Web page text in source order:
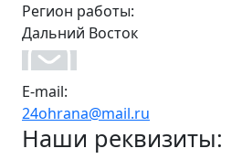
Регион работы:
Дальний Восток
E-mail:
24ohrana@mail.ru
Наши реквизиты: